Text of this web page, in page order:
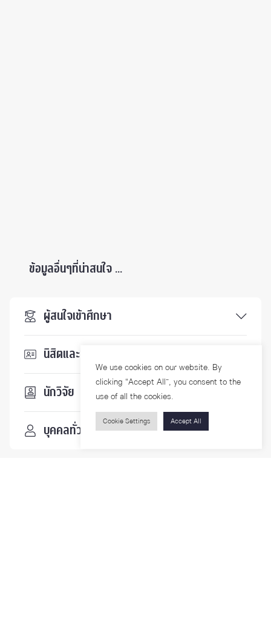
ข้อมูลอื่นๆที่น่าสนใจ ...
ผู้สนใจเข้าศึกษา
นิสิตและบุคลากร
นักวิจัย
บุคคลทั่วไป
We use cookies on our website. By
clicking “Accept All”, you consent to the
use of all the cookies.
Cookie Settings Accept All